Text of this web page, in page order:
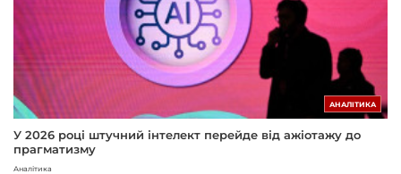
АНАЛІТИКА
У 2026 році штучний інтелект перейде від ажіотажу до
прагматизму
Аналітика